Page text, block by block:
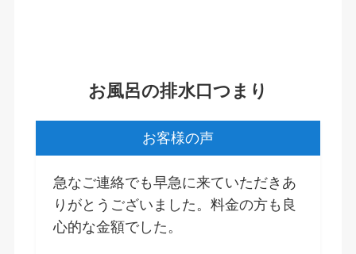
お風呂の排水口つまり
お客様の声
急なご連絡でも早急に来ていただきあ
りがとうございました。料金の方も良
心的な金額でした。